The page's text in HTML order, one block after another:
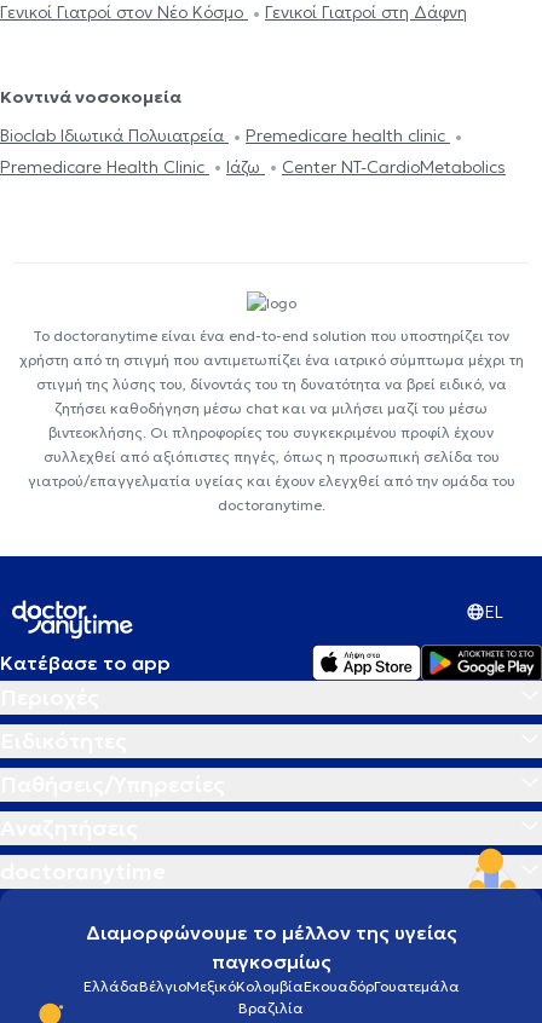
Γενικοί Γιατροί στον Νέο Κόσμο
Γενικοί Γιατροί στη Δάφνη
Κοντινά νοσοκομεία
Bioclab Ιδιωτικά Πολυιατρεία
Premedicare health clinic
Premedicare Health Clinic
Ιάζω Center NT-CardioMetabolics
Το doctoranytime είναι ένα end-to-end solution που υποστηρίζει τον
χρήστη από τη στιγμή που αντιμετωπίζει ένα ιατρικό σύμπτωμα μέχρι τη
στιγμή της λύσης του, δίνοντάς του τη δυνατότητα να βρεί ειδικό, να
ζητήσει καθοδήγηση μέσω chat και να μιλήσει μαζί του μέσω
βιντεοκλήσης. Οι πληροφορίες του συγκεκριμένου προφίλ έχουν
συλλεχθεί από αξιόπιστες πηγές, όπως η προσωπική σελίδα του
γιατρού/επαγγελματία υγείας και έχουν ελεγχθεί από την ομάδα του
doctoranytime.
EL
Κατέβασε το app
Διαμορφώνουμε το μέλλον της υγείας
παγκοσμίως
ΕλλάδαΒέλγιοΜεξικόΚολομβίαΕκουαδόρΓουατεμάλα
Βραζιλία